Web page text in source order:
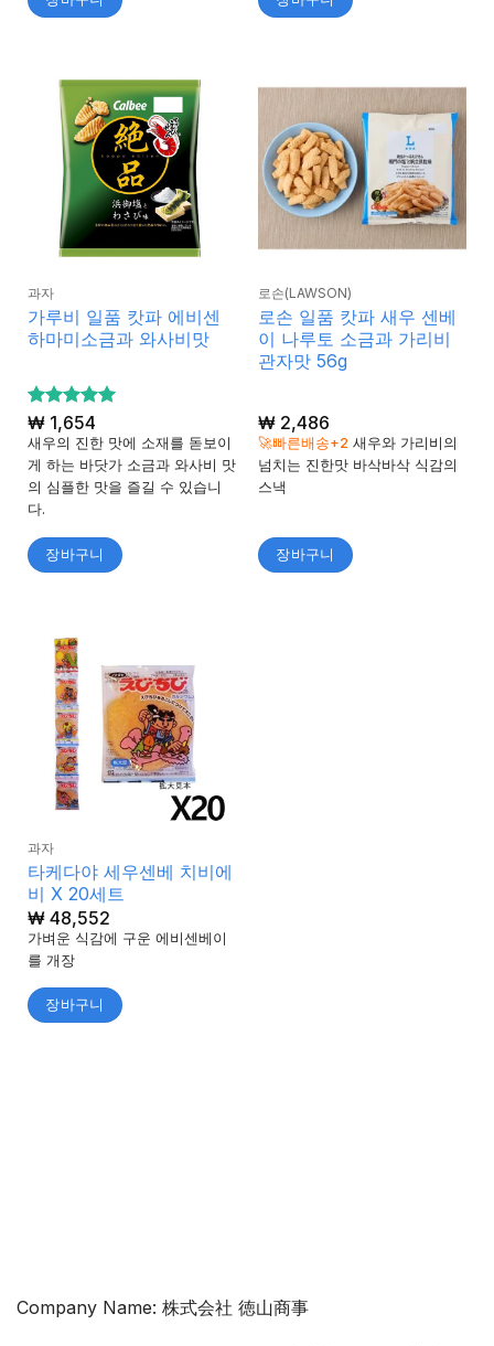
과자
가루비 일품 캇파 에비센
하마미소금과 와사비맛
5 중에서
5로 평가
됨
₩1,654
새우의 진한 맛에 소재를 돋보이
게 하는 바닷가 소금과 와사비 맛
의 심플한 맛을 즐길 수 있습니
다.
장바구니
로손(LAWSON)
로손 일품 캇파 새우 센베
이 나루토 소금과 가리비
관자맛 56g
₩2,486
🚀빠른배송+2새우와 가리비의
넘치는 진한맛 바삭바삭 식감의
스낵
장바구니
과자
타케다야 세우센베 치비에
비 X 20세트
₩48,552
가벼운 식감에 구운 에비센베이
를 개장
장바구니
Company Name: 株式会社 徳山商事